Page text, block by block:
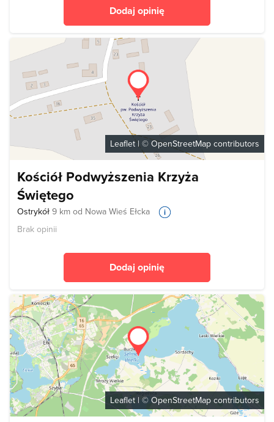
Dodaj opinię
Leaflet| ©OpenStreetMap contributors
Kościół Podwyższenia Krzyża
Świętego
Ostrykół 9 km od Nowa Wieś Ełcka
Brak opinii
Dodaj opinię
Leaflet| © OpenStreetMap contributors